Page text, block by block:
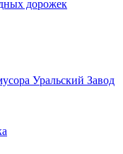
дорожек
Уральский Завод